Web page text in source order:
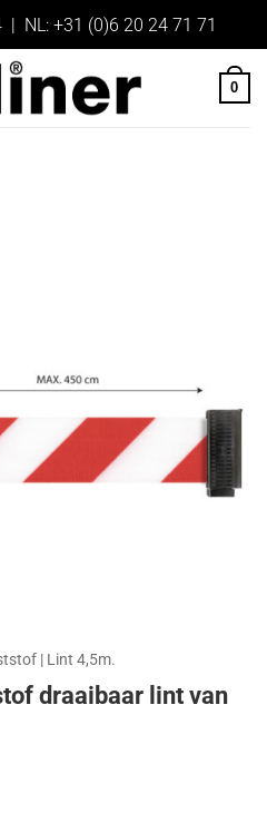
| NL: +31 (0)6 20 24 71 71
0
| Lint 4,5m.
draaibaar lint van